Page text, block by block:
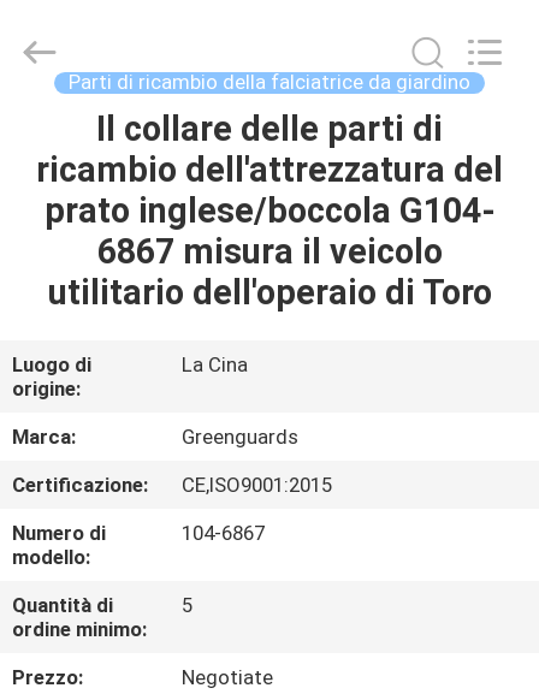
PRODOTTI
CIRCA
GIRO
DELLA
FABBRICA
CONTROLLO
DI
QUALITÀ
Hesheng
Long
Reserved.
Parti di ricambio della falciatrice da giardino
Il collare delle parti di
ricambio dell'attrezzatura del
prato inglese/boccola G104-
6867 misura il veicolo
utilitario dell'operaio di Toro
Luogo di
origine:
La Cina
Marca:
Greenguards
Certificazione:
CE,ISO9001:2015
Numero di
modello:
104-6867
Quantità di
ordine minimo:
5
Prezzo:
Negotiate